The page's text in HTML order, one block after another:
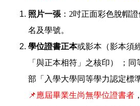
照片一張 ：2吋正面彩色脫帽
名及學號。
學位證書正本或影本（影本須
「與正本相符」之核印） ；
部「入學大學同等學力認定標
📌 應屆畢業生尚無學位證書者